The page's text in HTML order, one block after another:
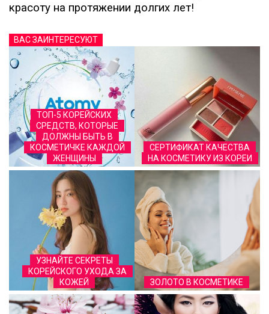
красоту на протяжении долгих лет!
ВАС ЗАИНТЕРЕСУЮТ
ТОП-5 КОРЕЙСКИХ
СРЕДСТВ, КОТОРЫЕ
ДОЛЖНЫ БЫТЬ В
КОСМЕТИЧКЕ КАЖДОЙ
ЖЕНЩИНЫ
СЕРТИФИКАТ КАЧЕСТВА
НА КОСМЕТИКУ ИЗ КОРЕИ
УЗНАЙТЕ СЕКРЕТЫ
КОРЕЙСКОГО УХОДА ЗА
КОЖЕЙ
ЗОЛОТО В КОСМЕТИКЕ